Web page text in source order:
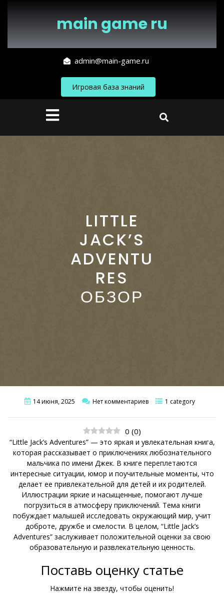
main game ru
admin@main-game.ru
Игровая база знаний
Кнопка
Открыть
LITTLE
JACK’S
ADVENTU
RES
ОБЗОР
14 июня, 2025 Нет комментариев 1 category
0 (0)
“Little Jack’s Adventures” — это яркая и увлекательная книга,
которая рассказывает о приключениях любознательного
мальчика по имени Джек. В книге переплетаются
интересные ситуации, юмор и поучительные моменты, что
делает ее привлекательной для детей и их родителей.
Иллюстрации яркие и насыщенные, помогают лучше
погрузиться в атмосферу приключений. Тема книги
побуждает малышей исследовать окружающий мир, учит
доброте, дружбе и смелости. В целом, “Little Jack’s
Adventures” заслуживает положительной оценки за свою
образовательную и развлекательную ценность.
Поставь оценку статье
Нажмите на звезду, чтобы оценить!